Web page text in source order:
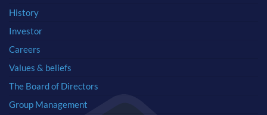
History
Investor
Careers
Values & beliefs
The Board of Directors
Group Management